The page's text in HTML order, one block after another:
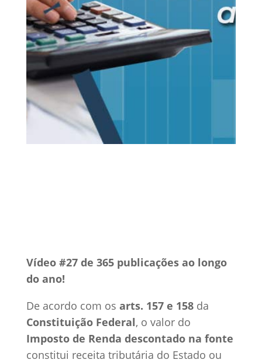
Vídeo #27 de 365 publicações ao longo
do ano!
De acordo com os arts. 157 e 158da
Constituição Federal, o valor do
Imposto de Renda descontado na fonte
constitui receita tributária do Estado ou